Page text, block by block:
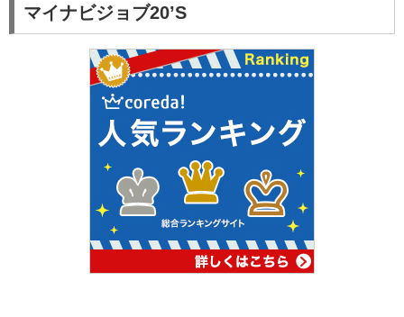
マイナビジョブ20’S